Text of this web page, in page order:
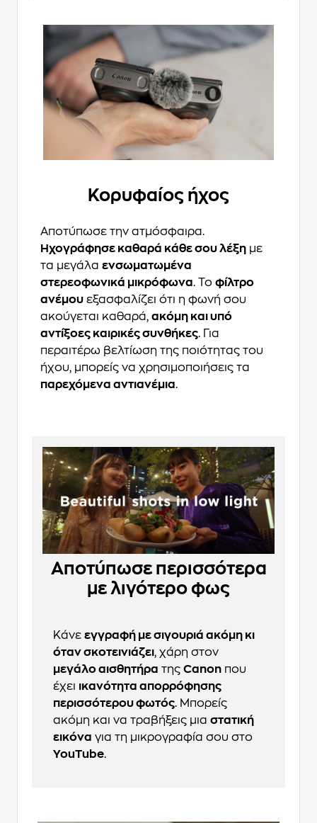
Κορυφαίος ήχος
Αποτύπωσε την ατμόσφαιρα.
Ηχογράφησε καθαρά κάθε σου λέξη με
τα μεγάλα ενσωματωμένα
στερεοφωνικά μικρόφωνα. Το φίλτρο
ανέμου εξασφαλίζει ότι η φωνή σου
ακούγεται καθαρά, ακόμη και υπό
αντίξοες καιρικές συνθήκες. Για
περαιτέρω βελτίωση της ποιότητας του
ήχου, μπορείς να χρησιμοποιήσεις τα
παρεχόμενα αντιανέμια.
Αποτύπωσε περισσότερα
με λιγότερο φως
Κάνε εγγραφή με σιγουριά ακόμη κι
όταν σκοτεινιάζει, χάρη στον
μεγάλο αισθητήρα της Canon που
έχει ικανότητα απορρόφησης
περισσότερου φωτός. Μπορείς
ακόμη και να τραβήξεις μια στατική
εικόνα για τη μικρογραφία σου στο
YouTube.